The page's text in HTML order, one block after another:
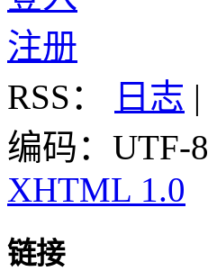
注册
RSS：
日志 |
编码：UTF-8
XHTML 1.0
链接